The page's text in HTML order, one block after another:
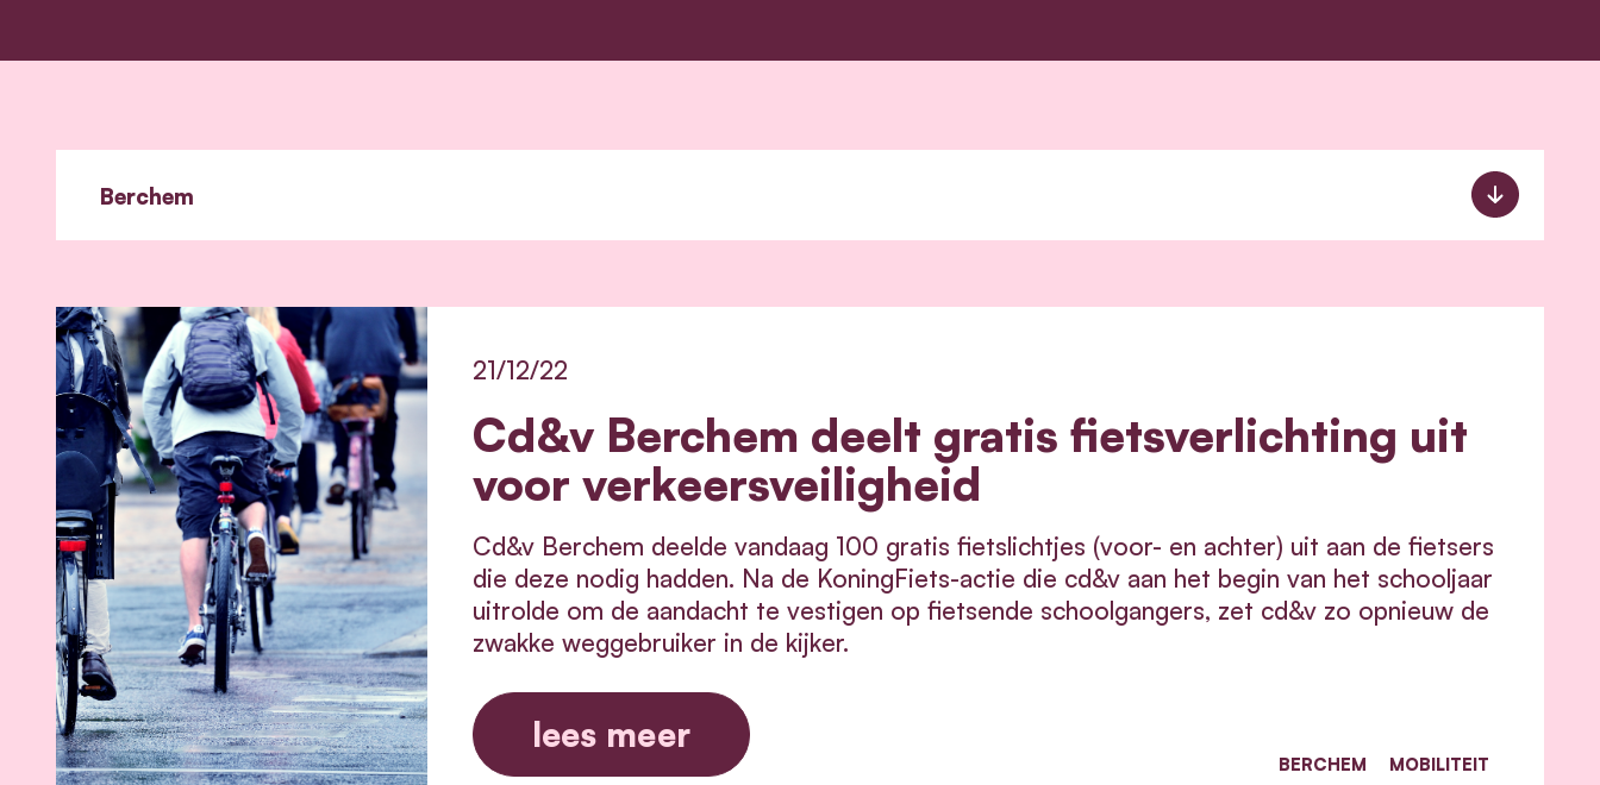
Cd&v Berchem deelt gratis fietsverlichting uit
voor verkeersveiligheid
21/12/22
Cd&v Berchem deelde vandaag 100 gratis fietslichtjes (voor- en achter) uit aan de fietsers
die deze nodig hadden. Na de KoningFiets-actie die cd&v aan het begin van het schooljaar
uitrolde om de aandacht te vestigen op fietsende schoolgangers, zet cd&v zo opnieuw de
zwakke weggebruiker in de kijker.
lees meer
BERCHEM MOBILITEIT